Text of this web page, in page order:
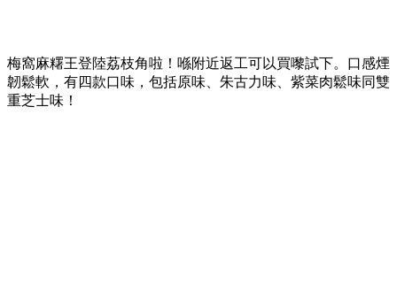
梅窩麻糬王登陸荔枝角啦！喺附近返工可以買嚟試下。口感煙
韌鬆軟，有四款口味，包括原味、朱古力味、紫菜肉鬆味同雙
重芝士味！